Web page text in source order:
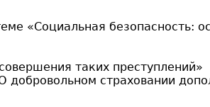
«Социальная безопасность:
таких преступлений»
страховании